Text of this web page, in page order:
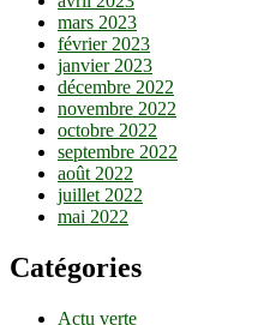
mars 2023
février 2023
janvier 2023
décembre 2022
novembre 2022
octobre 2022
septembre 2022
août 2022
juillet 2022
mai 2022
Catégories
Actu verte